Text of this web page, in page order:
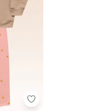
Manga Longa e Shorts
Fakini Kids -